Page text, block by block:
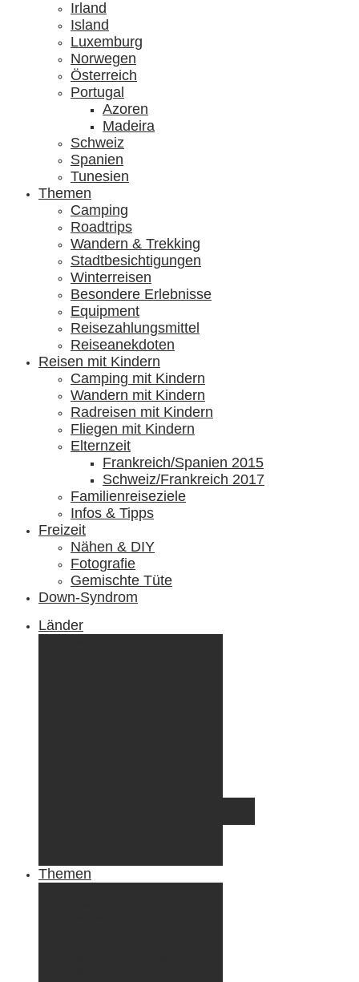
Irland
Island
Luxemburg
Norwegen
Österreich
Portugal
Azoren
Madeira
Schweiz
Spanien
Tunesien
Themen
Camping
Roadtrips
Wandern & Trekking
Stadtbesichtigungen
Winterreisen
Besondere Erlebnisse
Equipment
Reisezahlungsmittel
Reiseanekdoten
Reisen mit Kindern
Camping mit Kindern
Wandern mit Kindern
Radreisen mit Kindern
Fliegen mit Kindern
Elternzeit
Frankreich/Spanien 2015
Schweiz/Frankreich 2017
Familienreiseziele
Infos & Tipps
Freizeit
Nähen & DIY
Fotografie
Gemischte Tüte
Down-Syndrom
Länder
Themen